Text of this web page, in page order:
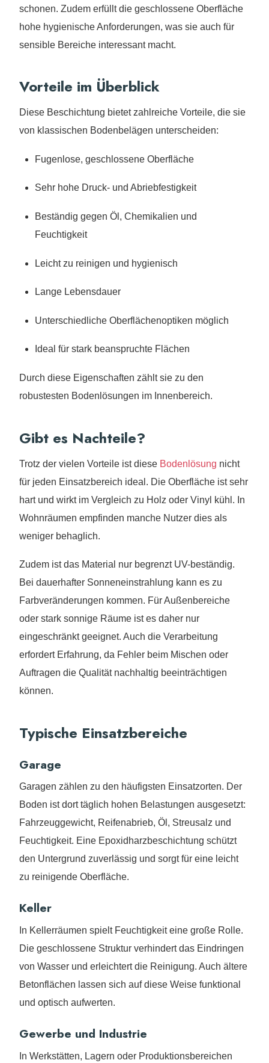
schonen. Zudem erfüllt die geschlossene Oberfläche
hohe hygienische Anforderungen, was sie auch für
sensible Bereiche interessant macht.
Vorteile im Überblick
Diese Beschichtung bietet zahlreiche Vorteile, die sie
von klassischen Bodenbelägen unterscheiden:
Fugenlose, geschlossene Oberfläche
Sehr hohe Druck- und Abriebfestigkeit
Beständig gegen Öl, Chemikalien und
Feuchtigkeit
Leicht zu reinigen und hygienisch
Lange Lebensdauer
Unterschiedliche Oberflächenoptiken möglich
Ideal für stark beanspruchte Flächen
Durch diese Eigenschaften zählt sie zu den
robustesten Bodenlösungen im Innenbereich.
Gibt es Nachteile?
Trotz der vielen Vorteile ist diese Bodenlösung nicht
für jeden Einsatzbereich ideal. Die Oberfläche ist sehr
hart und wirkt im Vergleich zu Holz oder Vinyl kühl. In
Wohnräumen empfinden manche Nutzer dies als
weniger behaglich.
Zudem ist das Material nur begrenzt UV-beständig.
Bei dauerhafter Sonneneinstrahlung kann es zu
Farbveränderungen kommen. Für Außenbereiche
oder stark sonnige Räume ist es daher nur
eingeschränkt geeignet. Auch die Verarbeitung
erfordert Erfahrung, da Fehler beim Mischen oder
Auftragen die Qualität nachhaltig beeinträchtigen
können.
Typische Einsatzbereiche
Garage
Garagen zählen zu den häufigsten Einsatzorten. Der
Boden ist dort täglich hohen Belastungen ausgesetzt:
Fahrzeuggewicht, Reifenabrieb, Öl, Streusalz und
Feuchtigkeit. Eine Epoxidharzbeschichtung schützt
den Untergrund zuverlässig und sorgt für eine leicht
zu reinigende Oberfläche.
Keller
In Kellerräumen spielt Feuchtigkeit eine große Rolle.
Die geschlossene Struktur verhindert das Eindringen
von Wasser und erleichtert die Reinigung. Auch ältere
Betonflächen lassen sich auf diese Weise funktional
und optisch aufwerten.
Gewerbe und Industrie
In Werkstätten, Lagern oder Produktionsbereichen